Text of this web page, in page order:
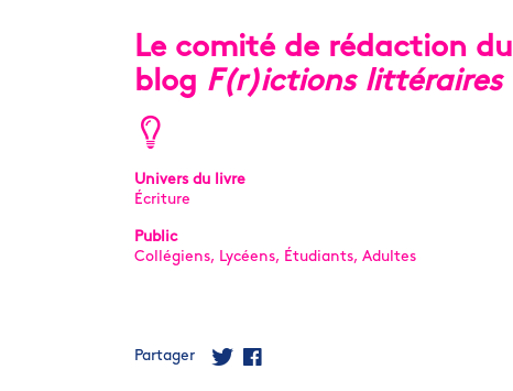
Le comité de rédaction du
blog F(r)ictions littéraires
Univers du livre
Écriture
Public
Collégiens, Lycéens, Étudiants, Adultes
Partager